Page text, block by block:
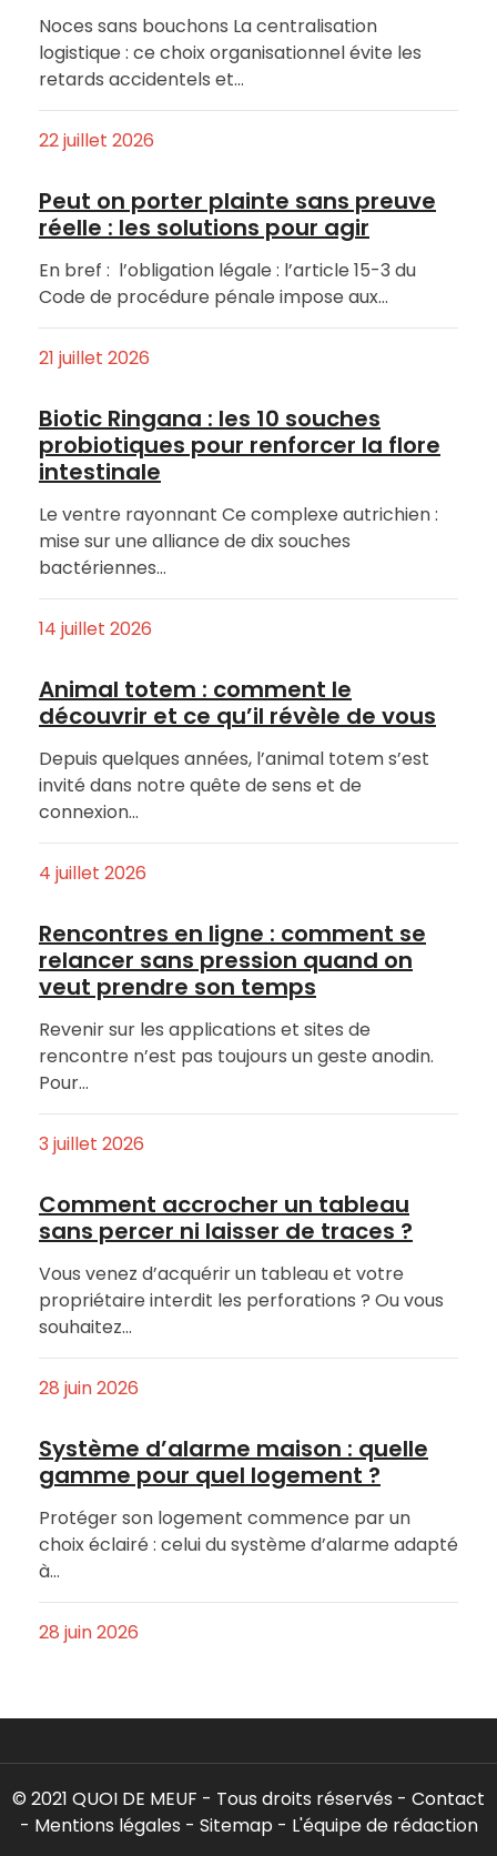
Noces sans bouchons La centralisation
logistique : ce choix organisationnel évite les
retards accidentels et…
22 juillet 2026
Peut on porter plainte sans preuve
réelle : les solutions pour agir
En bref : l’obligation légale : l’article 15-3 du
Code de procédure pénale impose aux…
21 juillet 2026
Biotic Ringana : les 10 souches
probiotiques pour renforcer la flore
intestinale
Le ventre rayonnant Ce complexe autrichien :
mise sur une alliance de dix souches
bactériennes…
14 juillet 2026
Animal totem : comment le
découvrir et ce qu’il révèle de vous
Depuis quelques années, l’animal totem s’est
invité dans notre quête de sens et de
connexion…
4 juillet 2026
Rencontres en ligne : comment se
relancer sans pression quand on
veut prendre son temps
Revenir sur les applications et sites de
rencontre n’est pas toujours un geste anodin.
Pour…
3 juillet 2026
Comment accrocher un tableau
sans percer ni laisser de traces ?
Vous venez d’acquérir un tableau et votre
propriétaire interdit les perforations ? Ou vous
souhaitez…
28 juin 2026
Système d’alarme maison : quelle
gamme pour quel logement ?
Protéger son logement commence par un
choix éclairé : celui du système d’alarme adapté
à…
28 juin 2026
© 2021 QUOI DE MEUF - Tous droits réservés - Contact
- Mentions légales - Sitemap- L'équipe de rédaction